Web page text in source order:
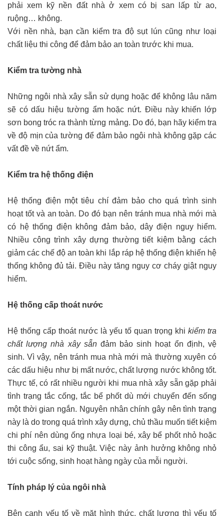
phải xem kỹ nền đất nhà ở xem có bị san lấp từ ao,
ruộng… không.
Với nền nhà, bạn cần kiểm tra độ sụt lún cũng như loại
chất liệu thi công để đảm bảo an toàn trước khi mua.
Kiểm tra tường nhà
Những ngôi nhà xây sẵn sử dụng hoặc để không lâu năm
sẽ có dấu hiệu tường ẩm hoặc nứt. Điều này khiến lớp
sơn bong tróc ra thành từng mảng. Do đó, bạn hãy kiểm tra
về độ mịn của tường để đảm bảo ngôi nhà không gặp các
vất đề về nứt ẩm.
Kiểm tra hệ thống điện
Hệ thống điện một tiêu chí đảm bảo cho quá trình sinh
hoạt tốt và an toàn. Do đó bạn nên tránh mua nhà mới mà
có hệ thống điện không đảm bảo, dây điện nguy hiểm.
Nhiều công trình xây dựng thường tiết kiệm bằng cách
giảm các chế độ an toàn khi lắp ráp hệ thống điện khiến hệ
thống không đủ tải. Điều này tăng nguy cơ cháy giật nguy
hiểm.
Hệ thống cấp thoát nước
Hệ thống cấp thoát nước là yếu tố quan trọng khi kiểm tra
chất lượng nhà xây sẵnđảm bảo sinh hoạt ổn định, vệ
sinh. Vì vậy, nên tránh mua nhà mới mà thường xuyên có
các dấu hiệu như bị mất nước, chất lượng nước không tốt.
Thực tế, có rất nhiều người khi mua nhà xây sẵn gặp phải
tình trạng tắc cống, tắc bể phốt dù mới chuyển đến sống
một thời gian ngắn. Nguyên nhân chính gây nên tình trạng
này là do trong quá trình xây dựng, chủ thầu muốn tiết kiệm
chi phí nên dùng ống nhựa loại bé, xây bể phốt nhỏ hoặc
thi công ẩu, sai kỹ thuật. Việc này ảnh hưởng không nhỏ
tới cuộc sống, sinh hoạt hàng ngày của mỗi người.
Tính pháp lý của ngôi nhà
Bên cạnh yếu tố về mặt hình thức, chất lượng thì yếu tố